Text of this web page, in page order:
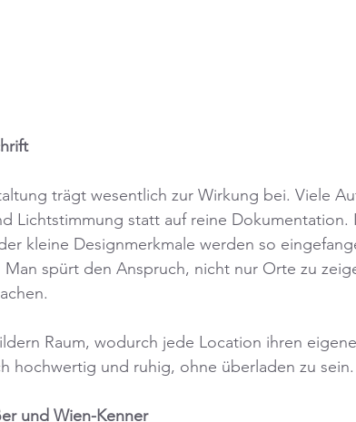
trägt wesentlich zur Wirkung bei. Viele
Lichtstimmung statt auf reine Dokumentation.
kleine Designmerkmale werden so
spürt den Anspruch, nicht nur Orte zu
Raum, wodurch jede Location ihren
hochwertig und ruhig, ohne überladen zu sein.
und Wien-Kenner